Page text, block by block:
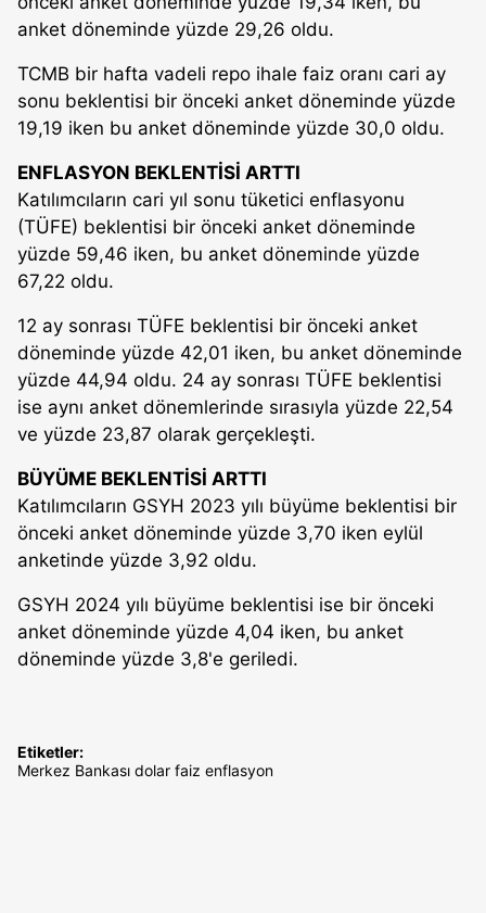
anket döneminde yüzde 29,26 oldu.
TCMB bir hafta vadeli repo ihale faiz oranı cari ay
sonu beklentisi bir önceki anket döneminde yüzde
19,19 iken bu anket döneminde yüzde 30,0 oldu.
ENFLASYON BEKLENTİSİ ARTTI
Katılımcıların cari yıl sonu tüketici enflasyonu
(TÜFE) beklentisi bir önceki anket döneminde
yüzde 59,46 iken, bu anket döneminde yüzde
67,22 oldu.
12 ay sonrası TÜFE beklentisi bir önceki anket
döneminde yüzde 42,01 iken, bu anket döneminde
yüzde 44,94 oldu. 24 ay sonrası TÜFE beklentisi
ise aynı anket dönemlerinde sırasıyla yüzde 22,54
ve yüzde 23,87 olarak gerçekleşti.
BÜYÜME BEKLENTİSİ ARTTI
Katılımcıların GSYH 2023 yılı büyüme beklentisi bir
önceki anket döneminde yüzde 3,70 iken eylül
anketinde yüzde 3,92 oldu.
GSYH 2024 yılı büyüme beklentisi ise bir önceki
anket döneminde yüzde 4,04 iken, bu anket
döneminde yüzde 3,8'e geriledi.
Etiketler:
Merkez Bankası dolar faiz enflasyon